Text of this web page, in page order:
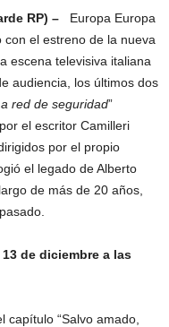
RP) – Europa Europa
el estreno de la nueva
escena televisiva italiana
audiencia, los últimos dos
red de seguridad”
el escritor Camilleri
por el propio
el legado de Alberto
de más de 20 años,
de diciembre a las
capítulo “Salvo amado,